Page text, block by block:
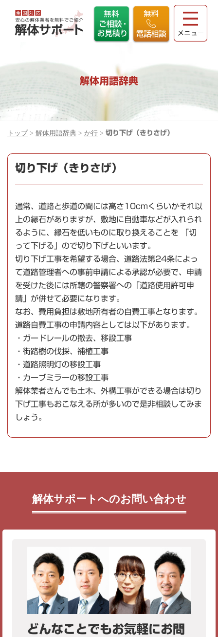
解体用語辞典
トップ > 解体用語辞典 > か行 > 切り下げ（きりさげ）
切り下げ（きりさげ）
通常、道路と歩道の間には高さ10cmくらいかそれ以
上の縁石がありますが、敷地に自動車などが入れられ
るように、縁石を低いものに取り換えることを 「切
って下げる」ので切り下げといいます。
切り下げ工事を希望する場合、道路法第24条によっ
て道路管理者への事前申請による承認が必要で、申請
を受けた後には所轄の警察署への「道路使用許可申
請」が併せて必要になります。
なお、費用負担は敷地所有者の自費工事となります。
道路自費工事の申請内容としては以下があります。
・ガードレールの撤去、移設工事
・街路樹の伐採、補植工事
・道路照明灯の移設工事
・カーブミラーの移設工事
解体業者さんでも土木、外構工事ができる場合は切り
下げ工事もおこなえる所が多いので是非相談してみま
しょう。
解体サポートへのお問い合わせ
どんなことでもお気軽にお問